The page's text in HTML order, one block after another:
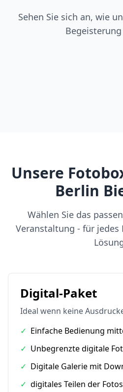
Sehen Sie sich an, wie
Unsere
Berlin
Wählen Sie das
Veranstaltung - für
Digital-Paket
Ideal wenn keine
✓ Einfache Bedienung
✓ Unbegrenzte digitale
✓ Digitale Galerie mit
✓ digitales Teilen der Fotos